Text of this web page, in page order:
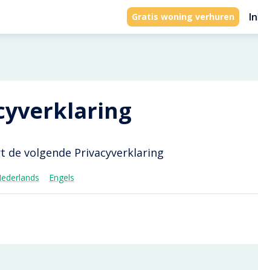
Gratis woning verhuren
de volgende Privacyverklaring
Engels